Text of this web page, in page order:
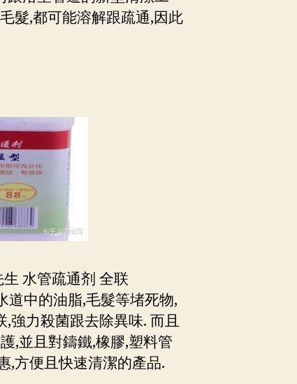
髮,都可能溶解跟疏通,因此
水管疏通剂 全联
道中的油脂,毛髮等堵死物,
強力殺菌跟去除異味. 而且
,並且對鑄鐵,橡膠,塑料管
,方便且快速清潔的產品.